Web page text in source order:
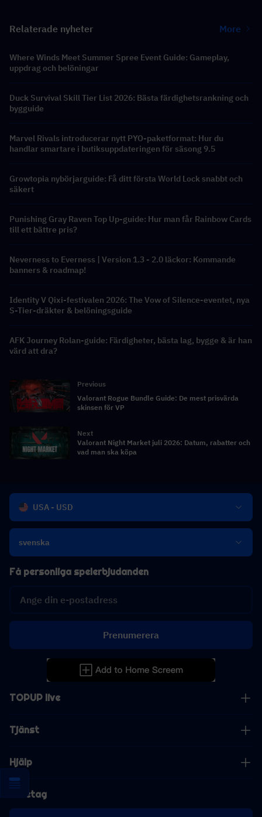
Relaterade nyheter More
Where Winds Meet Summer Spree Event Guide: Gameplay,
uppdrag och belöningar
Duck Survival Skill Tier List 2026: Bästa färdighetsrankning och
bygguide
Marvel Rivals introducerar nytt PYO-paketformat: Hur du
handlar smartare i butiksuppdateringen för säsong 9.5
Growtopia nybörjarguide: Få ditt första World Lock snabbt och
säkert
Punishing Gray Raven Top Up-guide: Hur man får Rainbow Cards
till ett bättre pris?
Neverness to Everness | Version 1.3 - 2.0 läckor: Kommande
banners & roadmap!
Identity V Qixi-festivalen 2026: The Vow of Silence-eventet, nya
S-Tier-dräkter & belöningsguide
AFK Journey Rolan-guide: Färdigheter, bästa lag, bygge & är han
värd att dra?
Previous
Valorant Rogue Bundle Guide: De mest prisvärda
skinsen för VP
Next
Valorant Night Market juli 2026: Datum, rabatter och
vad man ska köpa
USA - USD
svenska
TOPUP live
Tjänst
Hjälp
Företag
Få personliga spelerbjudanden
Prenumerera